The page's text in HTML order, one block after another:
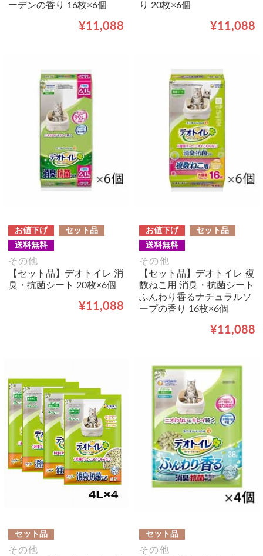
ーデンの香り 16枚×6個
¥11,088
り 20枚×6個
¥11,088
お値下げ
セット品
送料無料
その他
【セット品】デオトイレ 消
臭・抗菌シート 20枚×6個
¥11,088
お値下げ
セット品
送料無料
その他
【セット品】デオトイレ 複
数ねこ用 消臭・抗菌シート
ふんわり香るナチュラルソ
ープの香り 16枚×6個
¥11,088
セット品
その他
セット品
その他